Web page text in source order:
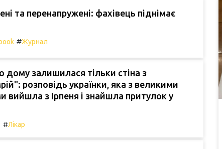
та перенапружені: фахівець піднімає
#Журнал
дому залишилася тільки стіна з
розповідь українки, яка з великими
вийшла з Ірпеня і знайшла притулок у
#Лікар